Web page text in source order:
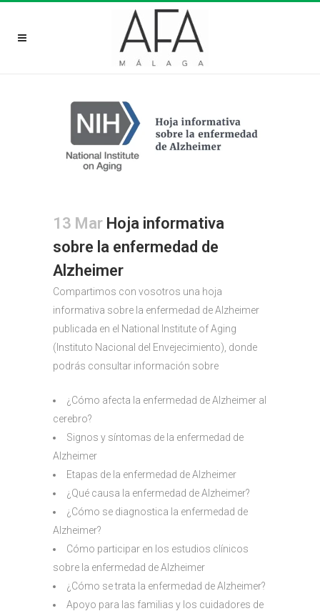
13 Mar Hoja informativa
sobre la enfermedad de
Alzheimer
Compartimos con vosotros una hoja
informativa sobre la enfermedad de Alzheimer
publicada en el National Institute of Aging
(Instituto Nacional del Envejecimiento), donde
podrás consultar información sobre
¿Cómo afecta la enfermedad de Alzheimer al
cerebro?
Signos y síntomas de la enfermedad de
Alzheimer
Etapas de la enfermedad de Alzheimer
¿Qué causa la enfermedad de Alzheimer?
¿Cómo se diagnostica la enfermedad de
Alzheimer?
Cómo participar en los estudios clínicos
sobre la enfermedad de Alzheimer
¿Cómo se trata la enfermedad de Alzheimer?
Apoyo para las familias y los cuidadores de